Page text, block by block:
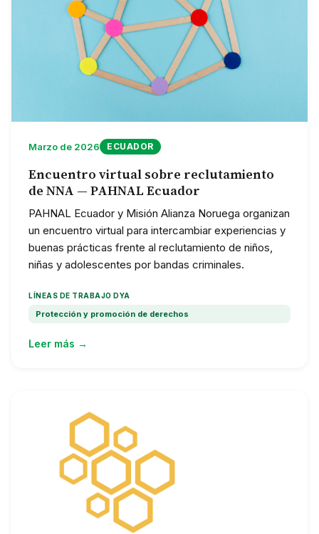
Marzo de 2026 ECUADOR
Encuentro virtual sobre reclutamiento
de NNA — PAHNAL Ecuador
PAHNAL Ecuador y Misión Alianza Noruega organizan
un encuentro virtual para intercambiar experiencias y
buenas prácticas frente al reclutamiento de niños,
niñas y adolescentes por bandas criminales.
LÍNEAS DE TRABAJO DYA
Protección y promoción de derechos
Leer más →